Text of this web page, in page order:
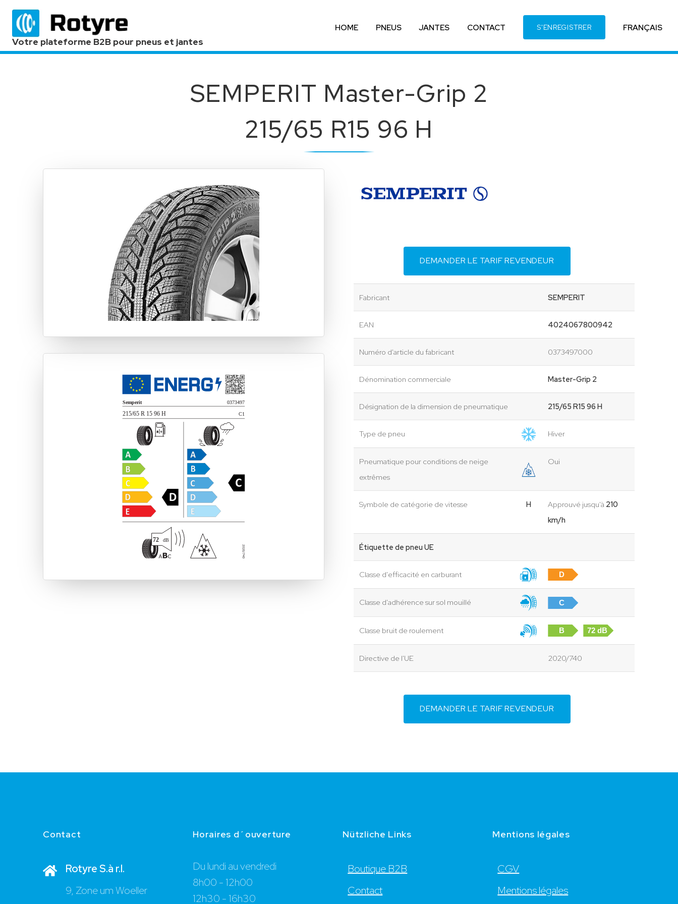
Votre plateforme B2B pour pneus et jantes
HOME PNEUS JANTES CONTACT S'ENREGISTRER FRANÇAIS
SEMPERIT Master-Grip 2
215/65 R15 96 H
DEMANDER LE TARIF REVENDEUR
Fabricant SEMPERIT
EAN 4024067800942
Numéro d'article du fabricant 0373497000
Dénomination commerciale Master-Grip 2
Désignation de la dimension de pneumatique 215/65 R15 96 H
Type de pneu Hiver
Pneumatique pour conditions de neige
extrêmes
Oui
Symbole de catégorie de vitesse H Approuvé jusqu'à 210
km/h
Étiquette de pneu UE
Classe d'efficacité en carburant D
Classe d'adhérence sur sol mouillé C
Classe bruit de roulement B 72 dB
Directive de l'UE 2020/740
DEMANDER LE TARIF REVENDEUR
Contact
Rotyre S.à r.l.
9, Zone um Woeller
Horaires d´ouverture
Du lundi au vendredi
8h00 - 12h00
12h30 - 16h30
Nützliche Links
Boutique B2B
Contact
Mentions légales
CGV
Mentions légales